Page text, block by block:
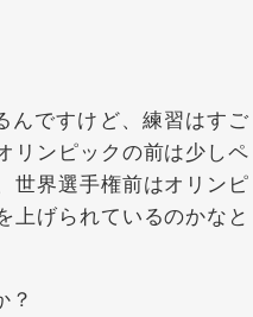
ですけど、練習はすご
リンピックの前は少しペ
世界選手権前はオリンピ
上げられているのかなと
？